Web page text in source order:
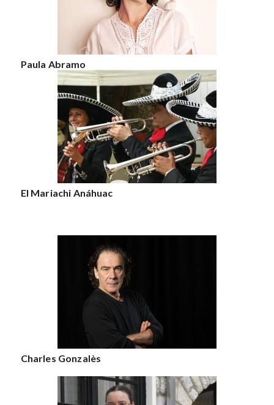
Paula Abramo
El Mariachi Anáhuac
Charles Gonzalès